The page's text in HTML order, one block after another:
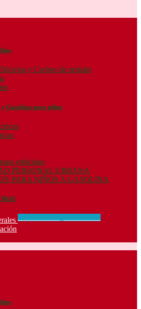
y Coches de pedales
Gasolina para niños
vehículos
PERSONAL URBANA
PARA NIÑOS A GASOLINA